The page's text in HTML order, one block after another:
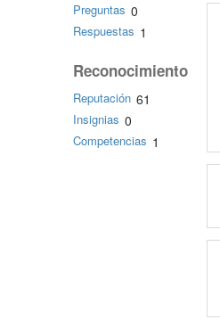
Preguntas 0
Respuestas 1
Reconocimiento
Reputación 61
Insignias 0
Competencias 1